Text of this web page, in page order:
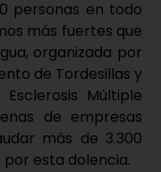
personas en todo
más fuertes que
organizada por
de Tordesillas y
Múltiple
de empresas
más de 3.300
esta dolencia.